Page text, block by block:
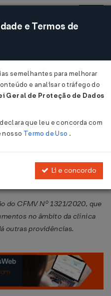
Acessar
Nº 1653 DE
do CFMV Nº 1321/2020, que
no âmbito da clínica
outras providências.
e Termos de
semelhantes para melhorar
e analisar o tráfego do
Geral de Proteção de Dados
que leu e concorda com
nosso Termo de Uso .
Li e concordo